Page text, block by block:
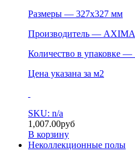
Размеры — 327х327 мм
Производитель — AXIMA
Количество в упаковке —
Цена указана за м2
SKU: n/a
1,007.00руб
В корзину
Неколлекционные полы